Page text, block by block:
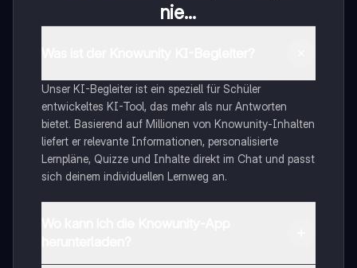
nie...
Unser KI-Begleiter ist ein speziell für Schüler
entwickeltes KI-Tool, das mehr als nur Antworten
bietet. Basierend auf Millionen von Knowunity-Inhalten
liefert er relevante Informationen, personalisierte
Lernpläne, Quizze und Inhalte direkt im Chat und passt
sich deinem individuellen Lernweg an.